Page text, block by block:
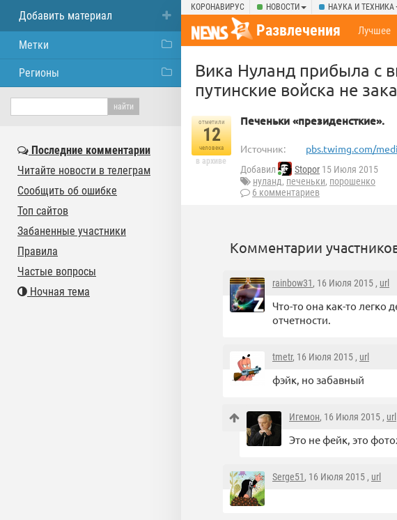
КОРОНАВИРУС НОВОСТИ НАУКА И ТЕХНИКА
Развлечения Лучшее
Вика Нуланд прибыла с
путинские войска не
отметили
12
человека
в архиве
Печеньки «президенсткие».
Источник: pbs.twimg.com/
Добавил Stopor 15 Июля 2015
нуланд, печеньки, порошенко
6 комментариев
Комментарии
rainbow31, 16 Июля 2015 , url
Что-то она как-то легко
отчетности.
tmetr, 16 Июля 2015 , url
фэйк, но забавный
Игемон, 16 Июля 2015 , url
Это не фейк, это
Serge51, 16 Июля 2015 , url
Добавить материал
Метки
Регионы
Последние комментарии
Читайте новости в телеграм
Сообщить об ошибке
Топ сайтов
Забаненные участники
Правила
Частые вопросы
Ночная тема